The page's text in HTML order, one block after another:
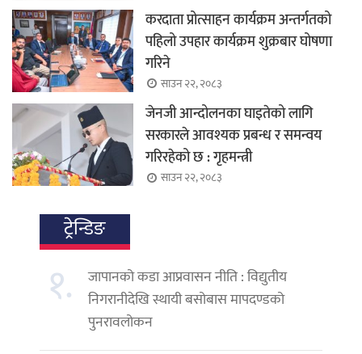
करदाता प्रोत्साहन कार्यक्रम अन्तर्गतको
पहिलो उपहार कार्यक्रम शुक्रबार घोषणा
गरिने
साउन २२, २०८३
जेनजी आन्दोलनका घाइतेको लागि
सरकारले आवश्यक प्रबन्ध र समन्वय
गरिरहेको छ : गृहमन्त्री
साउन २२, २०८३
ट्रेन्डिङ
१.
जापानको कडा आप्रवासन नीति : विद्युतीय
निगरानीदेखि स्थायी बसोबास मापदण्डको
पुनरावलोकन